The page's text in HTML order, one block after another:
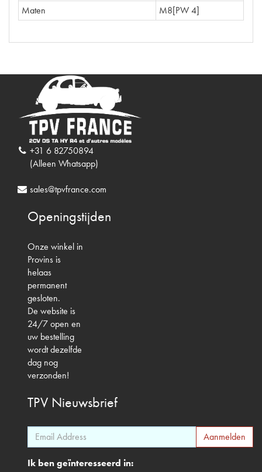
Maten
M8[PW 4]
+31 6 82750894
(Alleen Whatsapp)
sales@tpvfrance.com
Openingstijden
Onze winkel in
Provins is
helaas
permanent
gesloten.
De website is
24/7 open en
uw bestelling
wordt dezelfde
dag nog
verzonden!
TPV Nieuwsbrief
Ik ben geïnteresseerd in: